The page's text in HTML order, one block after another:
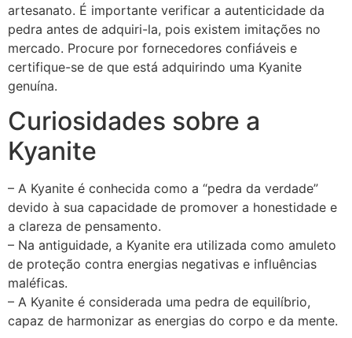
artesanato. É importante verificar a autenticidade da
pedra antes de adquiri-la, pois existem imitações no
mercado. Procure por fornecedores confiáveis e
certifique-se de que está adquirindo uma Kyanite
genuína.
Curiosidades sobre a
Kyanite
– A Kyanite é conhecida como a “pedra da verdade”
devido à sua capacidade de promover a honestidade e
a clareza de pensamento.
– Na antiguidade, a Kyanite era utilizada como amuleto
de proteção contra energias negativas e influências
maléficas.
– A Kyanite é considerada uma pedra de equilíbrio,
capaz de harmonizar as energias do corpo e da mente.